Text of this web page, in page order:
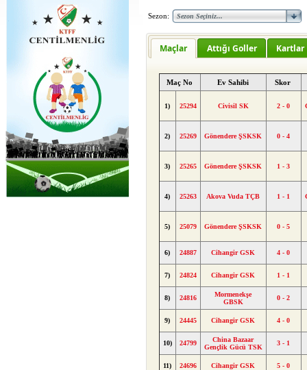
Sezon:
Maçlar Attığı Goller Kartlar
Maç No Ev Sahibi Skor
1) 25294 Civisil SK 2 - 0
2) 25269 Gönendere ŞSKSK 0 - 4
3) 25265 Gönendere ŞSKSK 1 - 3
4) 25263 Akova Vuda TÇB 1 - 1
5) 25079 Gönendere ŞSKSK 0 - 5
6) 24887 Cihangir GSK 4 - 0
7) 24824 Cihangir GSK 1 - 1
8) 24816
Mormenekşe
GBSK
0 - 2
9) 24445 Cihangir GSK 4 - 0
10) 24799
China Bazaar
Gençlik Gücü TSK
3 - 1
11) 24696 Cihangir GSK 5 - 0